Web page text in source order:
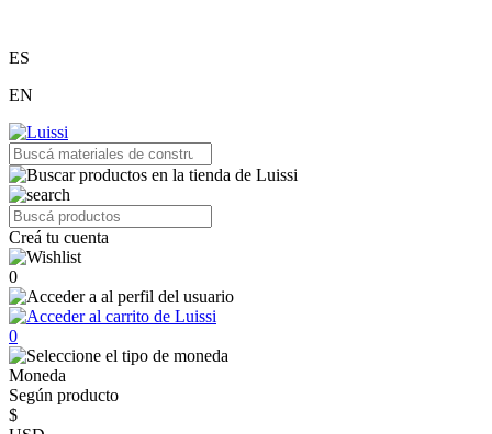
ES
EN
Creá tu cuenta
0
0
Moneda
Según producto
$